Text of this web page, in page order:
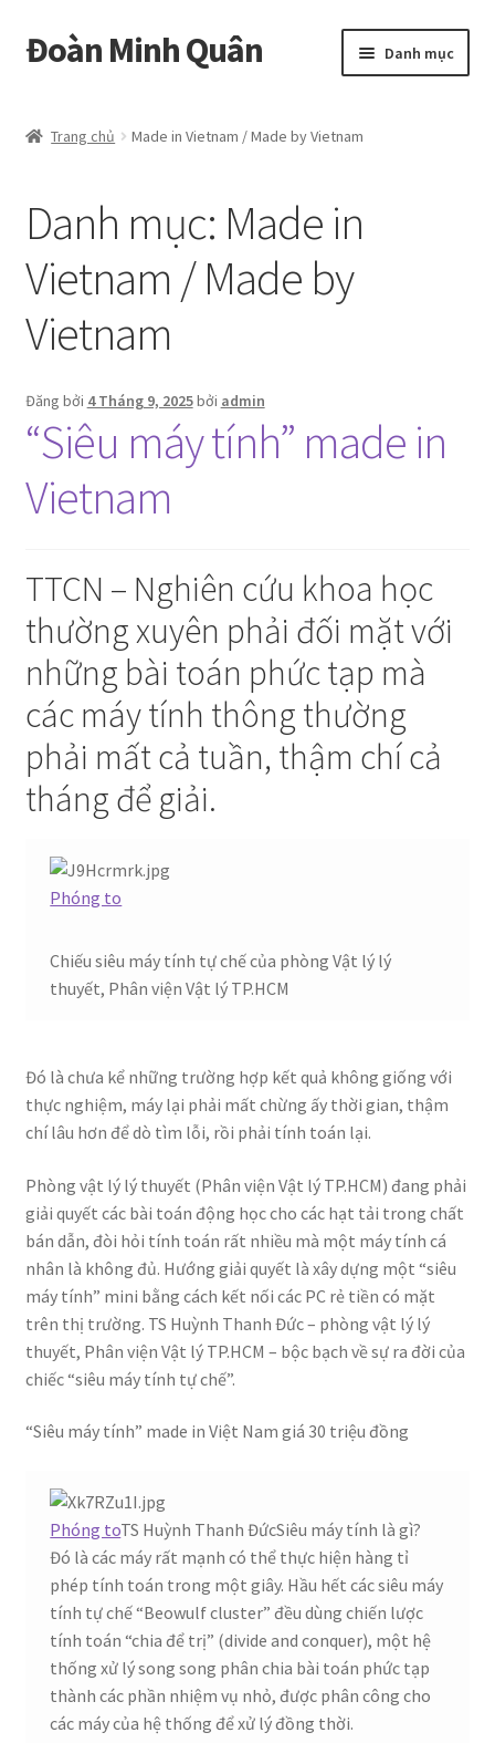
Đi
đến
hướng
Chuyển
đến
dung
Đoàn Minh Quân Danh mục
Cửa hàng
Hồ sơ năng lực
Liên hệ
Album
menu
Trang chủ Made in Vietnam / Made by Vietnam
Danh mục: Made in
Vietnam / Made by
Vietnam
Đăng bởi 4 Tháng 9, 2025bởi admin
“Siêu máy tính” made in
Vietnam
TTCN – Nghiên cứu khoa học
thường xuyên phải đối mặt với
những bài toán phức tạp mà
các máy tính thông thường
phải mất cả tuần, thậm chí cả
tháng để giải.
Phóng to
Chiếu siêu máy tính tự chế của phòng Vật lý lý
thuyết, Phân viện Vật lý TP.HCM
Đó là chưa kể những trường hợp kết quả không giống với
thực nghiệm, máy lại phải mất chừng ấy thời gian, thậm
chí lâu hơn để dò tìm lỗi, rồi phải tính toán lại.
Phòng vật lý lý thuyết (Phân viện Vật lý TP.HCM) đang phải
giải quyết các bài toán động học cho các hạt tải trong chất
bán dẫn, đòi hỏi tính toán rất nhiều mà một máy tính cá
nhân là không đủ. Hướng giải quyết là xây dựng một “siêu
máy tính” mini bằng cách kết nối các PC rẻ tiền có mặt
trên thị trường. TS Huỳnh Thanh Đức – phòng vật lý lý
thuyết, Phân viện Vật lý TP.HCM – bộc bạch về sự ra đời của
chiếc “siêu máy tính tự chế”.
“Siêu máy tính” made in Việt Nam giá 30 triệu đồng
Phóng toTS Huỳnh Thanh ĐứcSiêu máy tính là gì?
Đó là các máy rất mạnh có thể thực hiện hàng tỉ
phép tính toán trong một giây. Hầu hết các siêu máy
tính tự chế “Beowulf cluster” đều dùng chiến lược
tính toán “chia để trị” (divide and conquer), một hệ
thống xử lý song song phân chia bài toán phức tạp
thành các phần nhiệm vụ nhỏ, được phân công cho
các máy của hệ thống để xử lý đồng thời.